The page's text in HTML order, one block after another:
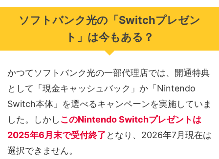
ソフトバンク光の「Switchプレゼン
ト」は今もある？
かつてソフトバンク光の一部代理店では、開通特典
として「現金キャッシュバック」か「Nintendo
Switch本体」を選べるキャンペーンを実施していま
した。しかし このNintendo Switchプレゼントは
2025年6月末で受付終了 となり、2026年7月現在は
選択できません。